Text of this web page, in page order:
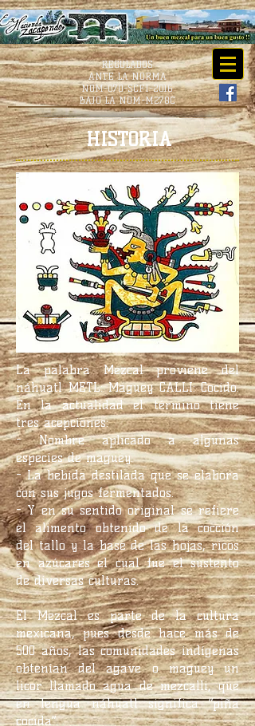
REGULADOS
ANTE LA NORMA
NOM-070-SCFI-2016
BAJO LA NOM-M278C
HISTORIA
La palabra Mezcal proviene del
náhuatl METL: Maguey CALLI: Cocido.
En la actualidad el término tiene
tres acepciones:
- Nombre aplicado a algunas
especies de maguey.
- La bebida destilada que se elabora
con sus jugos fermentados.
- Y en su sentido original se refiere
el alimento obtenido de la cocción
del tallo y la base de las hojas, ricos
en azúcares el cual fue el sustento
de diversas culturas.
El Mezcal es parte de la cultura
mexicana, pues desde hace más de
500 años, las comunidades indígenas
obtenían del agave o maguey un
licor llamado agua de mezcalli, que
en lengua náhuatl significa “piña
cocida”.